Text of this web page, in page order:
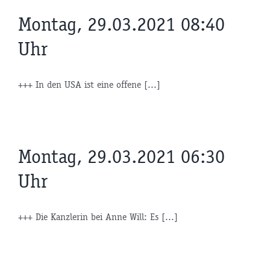
Montag, 29.03.2021 08:40
Uhr
+++ In den USA ist eine offene [...]
Montag, 29.03.2021 06:30
Uhr
+++ Die Kanzlerin bei Anne Will: Es [...]